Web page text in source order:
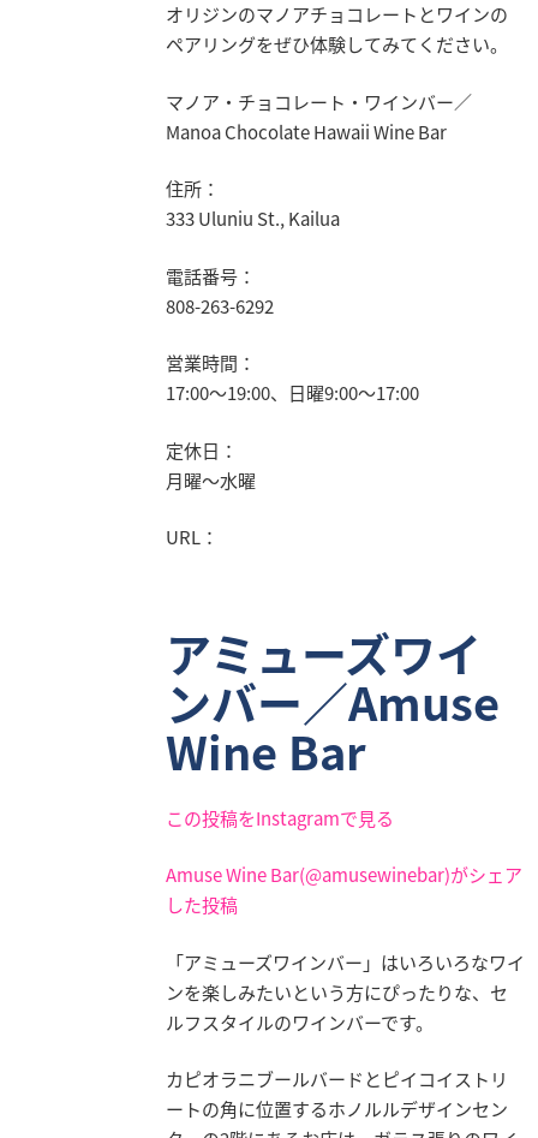
オリジンのマノアチョコレートとワインの
ペアリングをぜひ体験してみてください。
マノア・チョコレート・ワインバー／
Manoa Chocolate Hawaii Wine Bar
住所：
333 Uluniu St., Kailua
電話番号：
808-263-6292
営業時間：
17:00～19:00、日曜9:00～17:00
定休日：
月曜～水曜
URL：
アミューズワイ
ンバー／Amuse
Wine Bar
この投稿をInstagramで見る
Amuse Wine Bar(@amusewinebar)がシェア
した投稿
「アミューズワインバー」はいろいろなワイ
ンを楽しみたいという方にぴったりな、セ
ルフスタイルのワインバーです。
カピオラニブールバードとピイコイストリ
ートの角に位置するホノルルデザインセン